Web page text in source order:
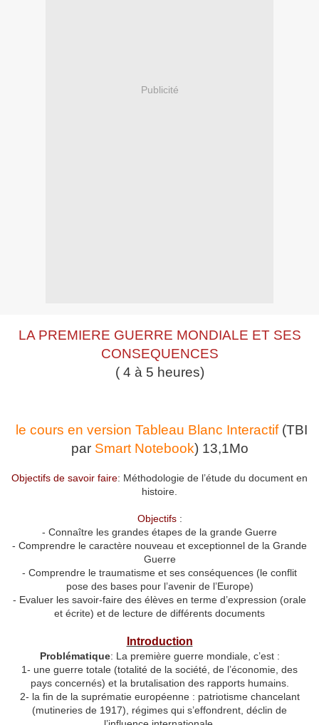
Publicité
LA PREMIERE GUERRE MONDIALE ET SES
CONSEQUENCES
( 4 à 5 heures)
le cours en version Tableau Blanc Interactif(TBI
par Smart Notebook) 13,1Mo
Objectifs de savoir faire: Méthodologie de l’étude du document en
histoire.
Objectifs:
- Connaître les grandes étapes de la grande Guerre
- Comprendre le caractère nouveau et exceptionnel de la Grande
Guerre
- Comprendre le traumatisme et ses conséquences (le conflit
pose des bases pour l’avenir de l’Europe)
- Evaluer les savoir-faire des élèves en terme d’expression (orale
et écrite) et de lecture de différents documents
Introduction
Problématique: La première guerre mondiale, c’est :
1- une guerre totale (totalité de la société, de l’économie, des
pays concernés) et la brutalisation des rapports humains.
2- la fin de la suprématie européenne : patriotisme chancelant
(mutineries de 1917), régimes qui s’effondrent, déclin de